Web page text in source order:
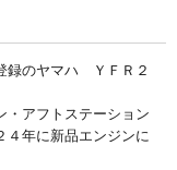
録のヤマハ ＹＦＲ２
・アフトステーション
４年に新品エンジンに